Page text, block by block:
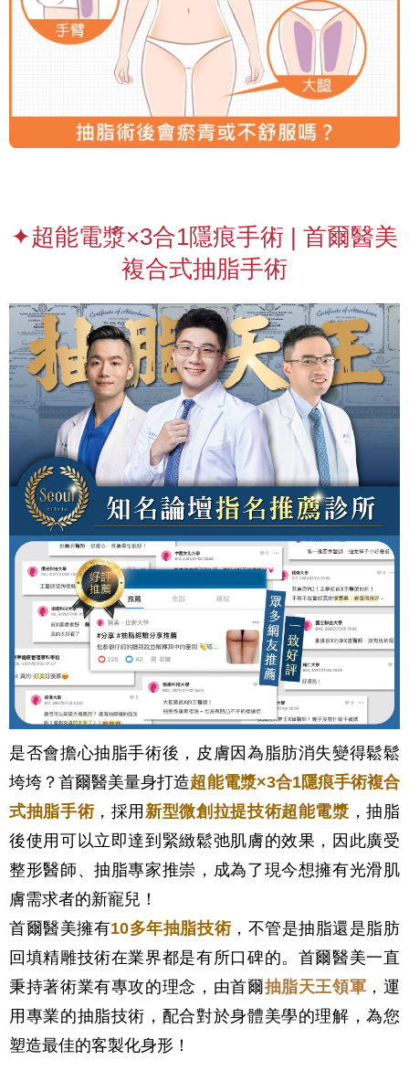
✦超能電漿×3合1隱痕手術 | 首爾醫美
複合式抽脂手術
是否會擔心抽脂手術後，皮膚因為脂肪消失變得鬆鬆
垮垮？首爾醫美量身打造超能電漿×3合1隱痕手術複合
式抽脂手術，採用 新型微創拉提技術超能電漿 ，抽脂
後使用可以立即達到緊緻鬆弛肌膚的效果，因此廣受
整形醫師、抽脂專家推崇，成為了現今想擁有光滑肌
膚需求者的新寵兒！
首爾醫美擁有10多年抽脂技術，不管是抽脂還是脂肪
回填精雕技術在業界都是有所口碑的。首爾醫美一直
秉持著術業有專攻的理念，由首爾抽脂天王領軍 ，運
用專業的抽脂技術，配合對於身體美學的理解，為您
塑造最佳的客製化身形！